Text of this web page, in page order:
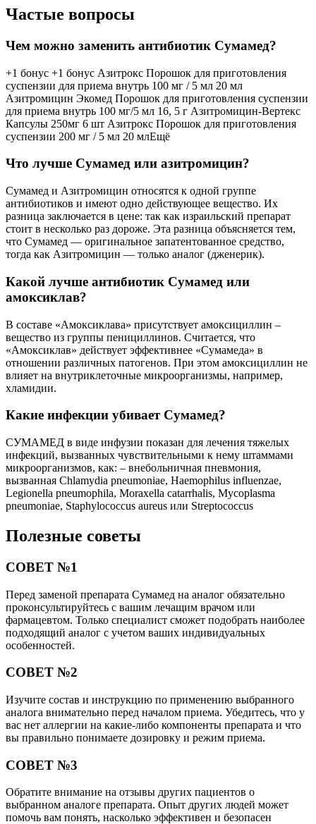
Частые вопросы
Чем можно заменить антибиотик Сумамед?
+1 бонус +1 бонус Азитрокс Порошок для приготовления
суспензии для приема внутрь 100 мг / 5 мл 20 мл
Азитромицин Экомед Порошок для приготовления суспензии
для приема внутрь 100 мг/5 мл 16, 5 г Азитромицин-Вертекс
Капсулы 250мг 6 шт Азитрокс Порошок для приготовления
суспензии 200 мг / 5 мл 20 млЕщё
Что лучше Сумамед или азитромицин?
Сумамед и Азитромицин относятся к одной группе
антибиотиков и имеют одно действующее вещество. Их
разница заключается в цене: так как израильский препарат
стоит в несколько раз дороже. Эта разница объясняется тем,
что Сумамед — оригинальное запатентованное средство,
тогда как Азитромицин — только аналог (дженерик).
Какой лучше антибиотик Сумамед или
амоксиклав?
В составе «Амоксиклава» присутствует амоксициллин –
вещество из группы пенициллинов. Считается, что
«Амоксиклав» действует эффективнее «Сумамеда» в
отношении различных патогенов. При этом амоксициллин не
влияет на внутриклеточные микроорганизмы, например,
хламидии.
Какие инфекции убивает Сумамед?
СУМАМЕД в виде инфузии показан для лечения тяжелых
инфекций, вызванных чувствительными к нему штаммами
микроорганизмов, как: – внебольничная пневмония,
вызванная Chlamydia pneumoniae, Haemophilus influenzae,
Legionella pneumophila, Moraxella catarrhalis, Mycoplasma
pneumoniae, Staphylococcus aureus или Streptococcus
Полезные советы
СОВЕТ №1
Перед заменой препарата Сумамед на аналог обязательно
проконсультируйтесь с вашим лечащим врачом или
фармацевтом. Только специалист сможет подобрать наиболее
подходящий аналог с учетом ваших индивидуальных
особенностей.
СОВЕТ №2
Изучите состав и инструкцию по применению выбранного
аналога внимательно перед началом приема. Убедитесь, что у
вас нет аллергии на какие-либо компоненты препарата и что
вы правильно понимаете дозировку и режим приема.
СОВЕТ №3
Обратите внимание на отзывы других пациентов о
выбранном аналоге препарата. Опыт других людей может
помочь вам понять, насколько эффективен и безопасен